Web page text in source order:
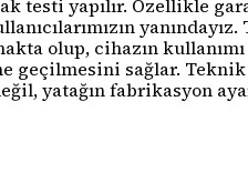
testi yapılır. Özellikle
olup, cihazın
geçilmesini sağlar.
yatağın fabrikasyon